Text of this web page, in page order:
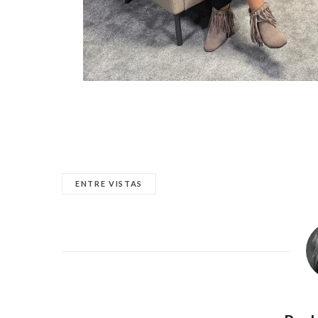
ENTRE VISTAS